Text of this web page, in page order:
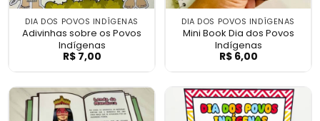
DIA DOS POVOS INDÍGENAS
Adivinhas sobre os Povos
Indígenas
Adivinhas sobre os Povos Indígenas
R$7,00
DIA DOS POVOS INDÍGENAS
Mini Book Dia dos Povos
Indígenas
Mini Book Dia
R$6,00